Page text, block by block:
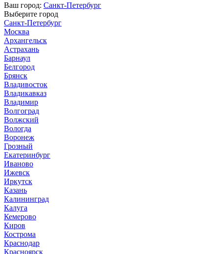
Ваш город: Санкт-Петербург
Выберите город
Санкт-Петербург
Москва
Архангельск
Астрахань
Барнаул
Белгород
Брянск
Владивосток
Владикавказ
Владимир
Волгоград
Волжский
Вологда
Воронеж
Грозный
Екатеринбург
Иваново
Ижевск
Иркутск
Казань
Калининград
Калуга
Кемерово
Киров
Кострома
Краснодар
Красноярск